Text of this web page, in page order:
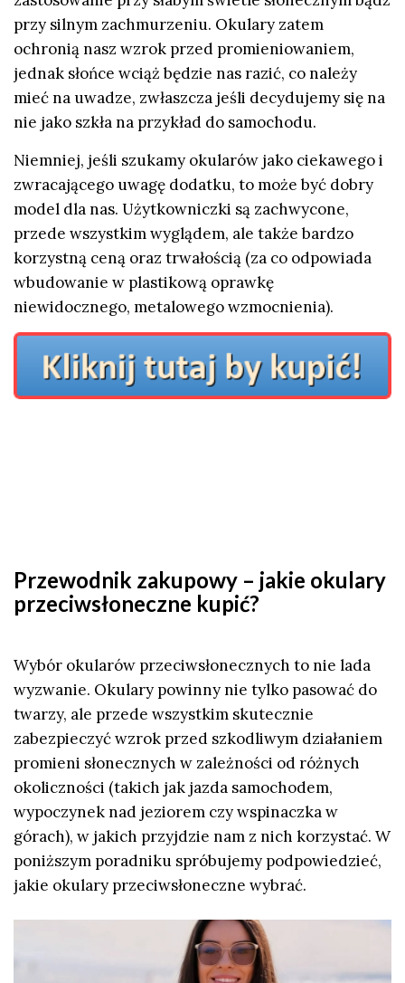
przy silnym zachmurzeniu. Okulary zatem
ochronią nasz wzrok przed promieniowaniem,
jednak słońce wciąż będzie nas razić, co należy
mieć na uwadze, zwłaszcza jeśli decydujemy się na
nie jako szkła na przykład do samochodu.
Niemniej, jeśli szukamy okularów jako ciekawego i
zwracającego uwagę dodatku, to może być dobry
model dla nas. Użytkowniczki są zachwycone,
przede wszystkim wyglądem, ale także bardzo
korzystną ceną oraz trwałością (za co odpowiada
wbudowanie w plastikową oprawkę
niewidocznego, metalowego wzmocnienia).
Przewodnik zakupowy – jakie okulary
przeciwsłoneczne kupić?
Wybór okularów przeciwsłonecznych to nie lada
wyzwanie. Okulary powinny nie tylko pasować do
twarzy, ale przede wszystkim skutecznie
zabezpieczyć wzrok przed szkodliwym działaniem
promieni słonecznych w zależności od różnych
okoliczności (takich jak jazda samochodem,
wypoczynek nad jeziorem czy wspinaczka w
górach), w jakich przyjdzie nam z nich korzystać. W
poniższym poradniku spróbujemy podpowiedzieć,
jakie okulary przeciwsłoneczne wybrać.